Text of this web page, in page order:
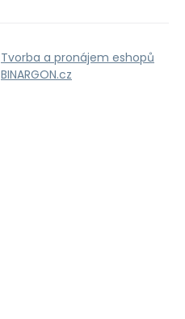
Tvorba a pronájem eshopů
BINARGON.cz